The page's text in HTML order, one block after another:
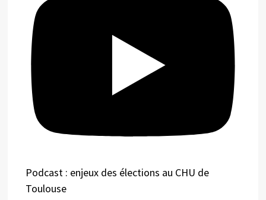
Podcast : enjeux des élections au CHU de
Toulouse